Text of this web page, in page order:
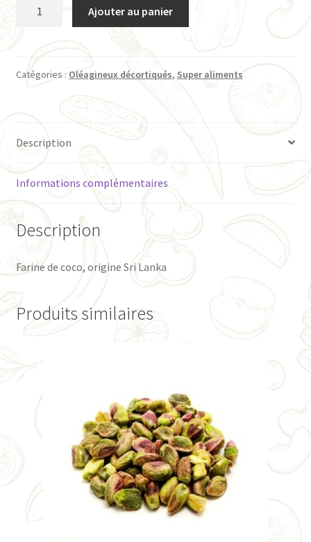
Farine
coco,
100g
Ajouter au panier
Catégories : Oléagineux décortiqués, Super aliments
Description
Informations complémentaires
Description
Farine de coco, origine Sri Lanka
Produits similaires